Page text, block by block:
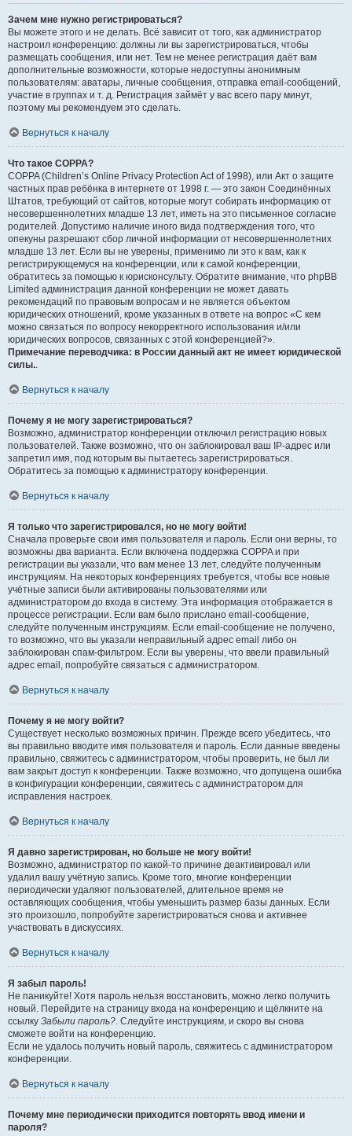
Зачем мне нужно регистрироваться?
Вы можете этого и не делать. Всё зависит от того, как администратор
настроил конференцию: должны ли вы зарегистрироваться, чтобы
размещать сообщения, или нет. Тем не менее регистрация даёт вам
дополнительные возможности, которые недоступны анонимным
пользователям: аватары, личные сообщения, отправка email-сообщений,
участие в группах и т. д. Регистрация займёт у вас всего пару минут,
поэтому мы рекомендуем это сделать.
Вернуться к началу
Что такое COPPA?
COPPA (Children’s Online Privacy Protection Act of 1998), или Акт о защите
частных прав ребёнка в интернете от 1998 г. — это закон Соединённых
Штатов, требующий от сайтов, которые могут собирать информацию от
несовершеннолетних младше 13 лет, иметь на это письменное согласие
родителей. Допустимо наличие иного вида подтверждения того, что
опекуны разрешают сбор личной информации от несовершеннолетних
младше 13 лет. Если вы не уверены, применимо ли это к вам, как к
регистрирующемуся на конференции, или к самой конференции,
обратитесь за помощью к юрисконсульту. Обратите внимание, что phpBB
Limited администрация данной конференции не может давать
рекомендаций по правовым вопросам и не является объектом
юридических отношений, кроме указанных в ответе на вопрос «С кем
можно связаться по вопросу некорректного использования и/или
юридических вопросов, связанных с этой конференцией?».
Примечание переводчика: в России данный акт не имеет юридической
силы..
Вернуться к началу
Почему я не могу зарегистрироваться?
Возможно, администратор конференции отключил регистрацию новых
пользователей. Также возможно, что он заблокировал ваш IP-адрес или
запретил имя, под которым вы пытаетесь зарегистрироваться.
Обратитесь за помощью к администратору конференции.
Вернуться к началу
Я только что зарегистрировался, но не могу войти!
Сначала проверьте свои имя пользователя и пароль. Если они верны, то
возможны два варианта. Если включена поддержка COPPA и при
регистрации вы указали, что вам менее 13 лет, следуйте полученным
инструкциям. На некоторых конференциях требуется, чтобы все новые
учётные записи были активированы пользователями или
администратором до входа в систему. Эта информация отображается в
процессе регистрации. Если вам было прислано email-сообщение,
следуйте полученным инструкциям. Если email-сообщение не получено,
то возможно, что вы указали неправильный адрес email либо он
заблокирован спам-фильтром. Если вы уверены, что ввели правильный
адрес email, попробуйте связаться с администратором.
Вернуться к началу
Почему я не могу войти?
Существует несколько возможных причин. Прежде всего убедитесь, что
вы правильно вводите имя пользователя и пароль. Если данные введены
правильно, свяжитесь с администратором, чтобы проверить, не был ли
вам закрыт доступ к конференции. Также возможно, что допущена ошибка
в конфигурации конференции, свяжитесь с администратором для
исправления настроек.
Вернуться к началу
Я давно зарегистрирован, но больше не могу войти!
Возможно, администратор по какой-то причине деактивировал или
удалил вашу учётную запись. Кроме того, многие конференции
периодически удаляют пользователей, длительное время не
оставляющих сообщения, чтобы уменьшить размер базы данных. Если
это произошло, попробуйте зарегистрироваться снова и активнее
участвовать в дискуссиях.
Вернуться к началу
Я забыл пароль!
Не паникуйте! Хотя пароль нельзя восстановить, можно легко получить
новый. Перейдите на страницу входа на конференцию и щёлкните на
ссылку Забыли пароль?. Следуйте инструкциям, и скоро вы снова
сможете войти на конференцию.
Если не удалось получить новый пароль, свяжитесь с администратором
конференции.
Вернуться к началу
Почему мне периодически приходится повторять ввод имени и
пароля?